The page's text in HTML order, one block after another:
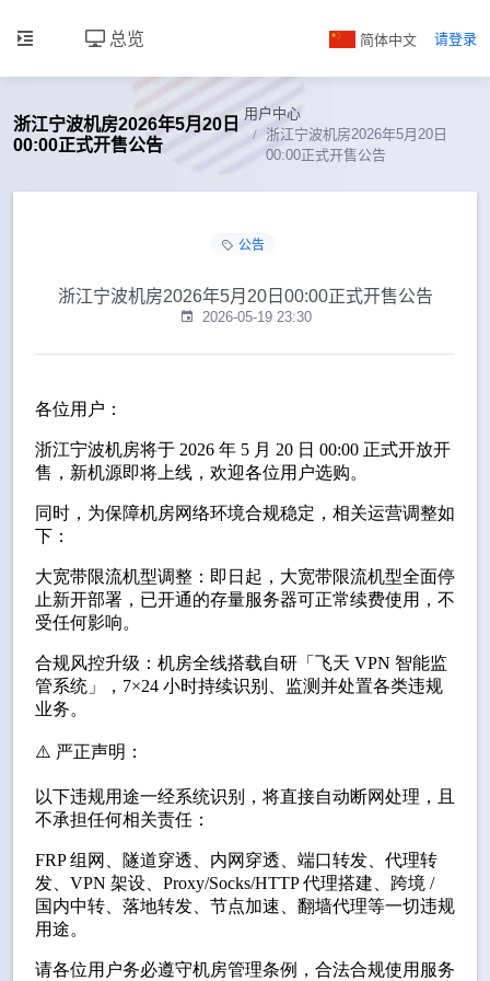
总览 简体中文 请登录
浙江宁波机房2026年5月20日
00:00正式开售公告
用户中心
浙江宁波机房2026年5月20日
00:00正式开售公告
公告
浙江宁波机房2026年5月20日00:00正式开售公告
2026-05-19 23:30